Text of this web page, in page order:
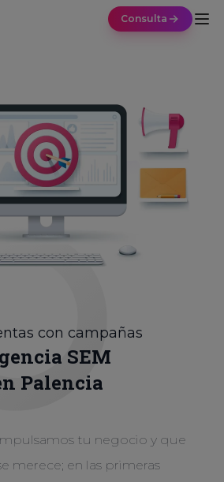
Consulta
con campañas
SEM
Palencia
tu negocio y que
merece; en las primeras